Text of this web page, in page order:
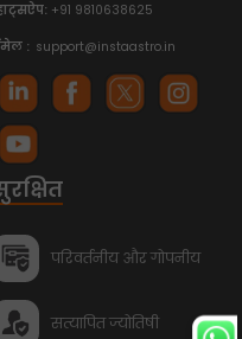
+91 9810638625
: support@instaastro.in
परिवर्तनीय और गोपनीय
सत्यापित ज्योतिषी